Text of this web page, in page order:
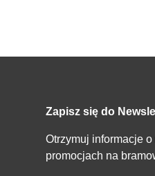
Zapisz się do
Otrzymuj informacje
promocjach na